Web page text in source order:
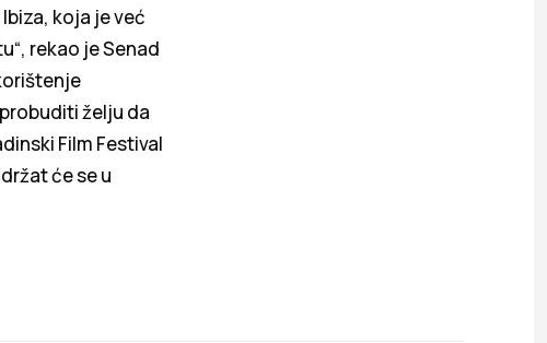
koja je već
rekao je Senad
želju da
Film Festival
će se u